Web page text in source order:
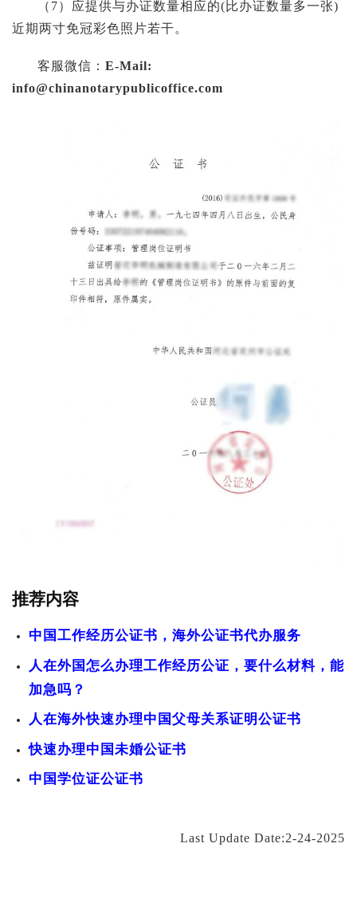
（7）应提供与办证数量相应的(比办证数量多一张)
近期两寸免冠彩色照片若干。
客服微信： E-Mail:
info@chinanotarypublicoffice.com
推荐内容
中国工作经历公证书，海外公证书代办服务
人在外国怎么办理工作经历公证，要什么材料，能
加急吗？
人在海外快速办理中国父母关系证明公证书
快速办理中国未婚公证书
中国学位证公证书
Last Update Date:2-24-2025